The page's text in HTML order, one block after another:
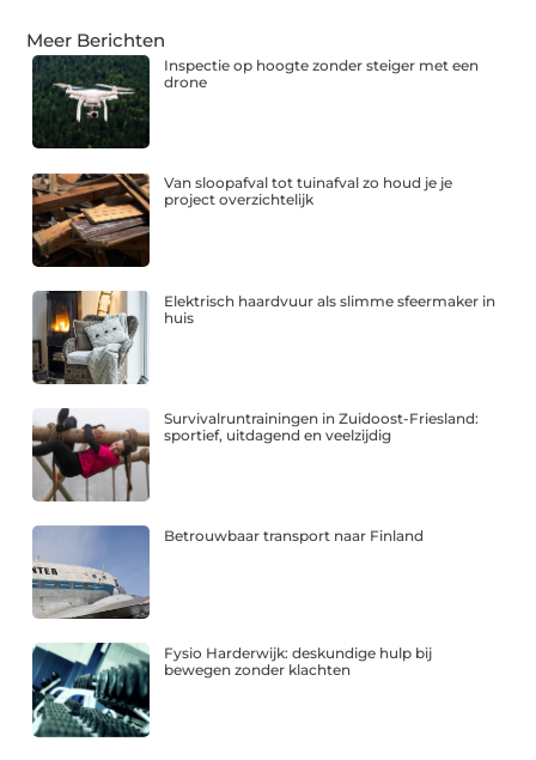
Meer Berichten
Inspectie op hoogte zonder steiger met een
drone
Van sloopafval tot tuinafval zo houd je je
project overzichtelijk
Elektrisch haardvuur als slimme sfeermaker in
huis
Survivalruntrainingen in Zuidoost-Friesland:
sportief, uitdagend en veelzijdig
Betrouwbaar transport naar Finland
Fysio Harderwijk: deskundige hulp bij
bewegen zonder klachten